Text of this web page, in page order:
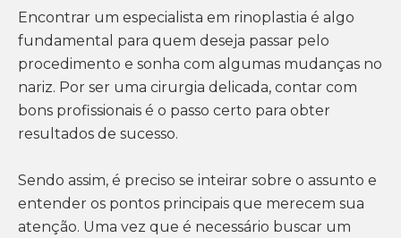
Encontrar um especialista em rinoplastia é algo
fundamental para quem deseja passar pelo
procedimento e sonha com algumas mudanças no
nariz. Por ser uma cirurgia delicada, contar com
bons profissionais é o passo certo para obter
resultados de sucesso.
Sendo assim, é preciso se inteirar sobre o assunto e
entender os pontos principais que merecem sua
atenção. Uma vez que é necessário buscar um